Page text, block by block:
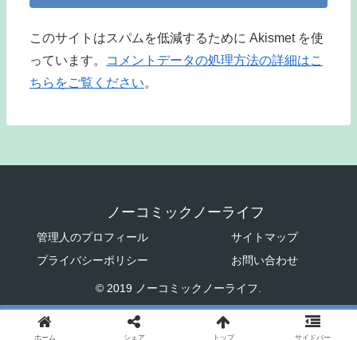
このサイトはスパムを低減するために Akismet を使
っています。
コメントデータの処理方法の詳細はこ
ちらをご覧ください。
ノーコミックノーライフ
管理人のプロフィール
サイトマップ
プライバシーポリシー
お問い合わせ
© 2019 ノーコミックノーライフ.
ホーム シェア トップ サイドバー